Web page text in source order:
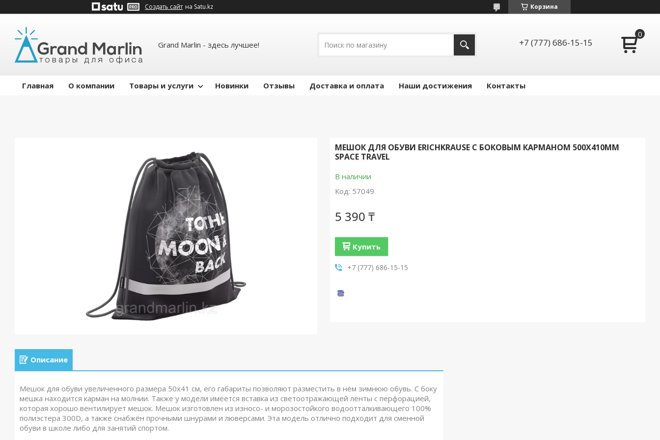
Создать сайт на Satu.kz Корзина
Grand Marlin - здесь лучшее! +7 (777) 686-15-15
Главная О компании Товары и услуги Новинки Отзывы Доставка и оплата Наши достижения Контакты
МЕШОК ДЛЯ ОБУВИ ERICHKRAUSE С БОКОВЫМ КАРМАНОМ 500Х410ММ
SPACE TRAVEL
В наличии
Код: 57049
5 390 ₸
Купить
+7 (777) 686-15-15
Описание
Мешок для обуви увеличенного размера 50х41 см, его габариты позволяют разместить в нём зимнюю обувь. С боку
мешка находится карман на молнии. Также у модели имеется вставка из светоотражающей ленты с перфорацией,
которая хорошо вентилирует мешок. Мешок изготовлен из износо- и морозостойкого водоотталкивающего 100%
полиэстера 300D, а также снабжён прочными шнурами и люверсами. Эта модель отлично подходит для сменной
обуви в школе либо для занятий спортом.